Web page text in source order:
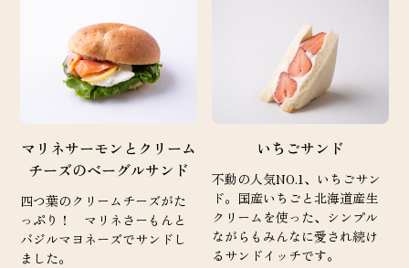
マリネサーモンとクリーム
チーズのベーグルサンド
四つ葉のクリームチーズがた
っぷり！ マリネさーもんと
バジルマヨネーズでサンドし
ました。
いちごサンド
不動の人気NO.1、いちごサン
ド。国産いちごと北海道産生
クリームを使った、シンプル
ながらもみんなに愛され続け
るサンドイッチです。